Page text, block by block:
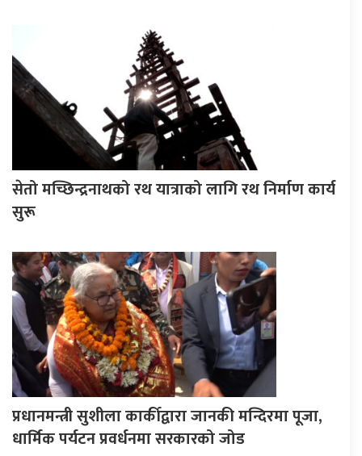
सेतो मच्छिन्द्रनाथको रथ यात्राको लागि रथ निर्माण कार्य
सुरू
प्रधानमन्त्री सुशीला कार्कीद्वारा जानकी मन्दिरमा पूजा,
धार्मिक पर्यटन प्रवर्धनमा सरकारको जोड